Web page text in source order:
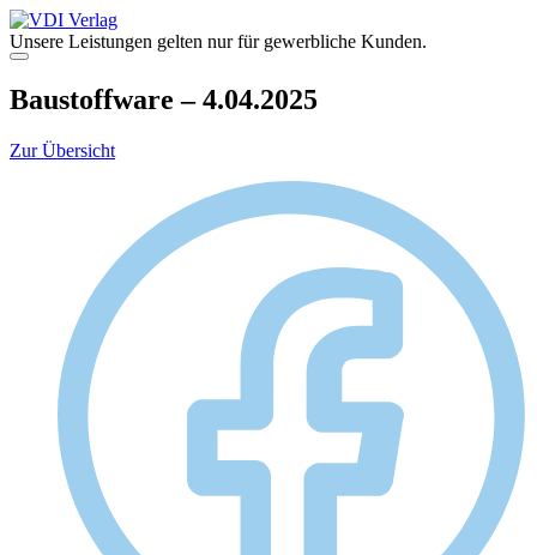
Zum
Inhalt
springen
Unsere Leistungen gelten nur für gewerbliche Kunden.
Menü
Baustoffware – 4.04.2025
Zur Übersicht